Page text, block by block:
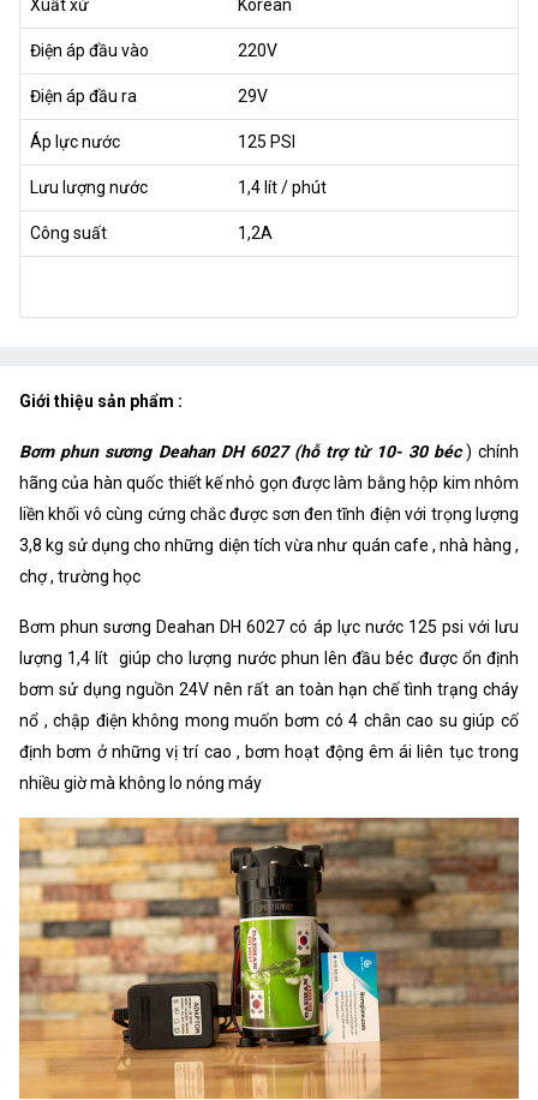
Xuất xứ Korean
Điện áp đầu vào 220V
Điện áp đầu ra 29V
Áp lực nước 125 PSI
Lưu lượng nước 1,4 lít / phút
Công suất 1,2A
Giới thiệu sản phẩm :
Bơm phun sương Deahan DH 6027 (hỗ trợ từ 10- 30 béc ) chính
hãng của hàn quốc thiết kế nhỏ gọn được làm bằng hộp kim nhôm
liền khối vô cùng cứng chắc được sơn đen tĩnh điện với trọng lượng
3,8 kg sử dụng cho những diện tích vừa như quán cafe , nhà hàng ,
chợ , trường học
Bơm phun sương Deahan DH 6027 có áp lực nước 125 psi với lưu
lượng 1,4 lít giúp cho lượng nước phun lên đầu béc được ổn định
bơm sử dụng nguồn 24V nên rất an toàn hạn chế tình trạng cháy
nổ , chập điện không mong muốn bơm có 4 chân cao su giúp cố
định bơm ở những vị trí cao , bơm hoạt động êm ái liên tục trong
nhiều giờ mà không lo nóng máy